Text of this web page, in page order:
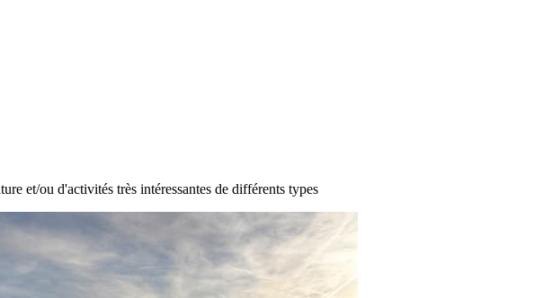
et/ou d'activités très intéressantes de différents types